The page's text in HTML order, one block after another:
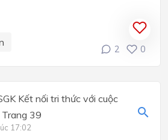
2 0
Kết nối tri thức với cuộc
39
17:02